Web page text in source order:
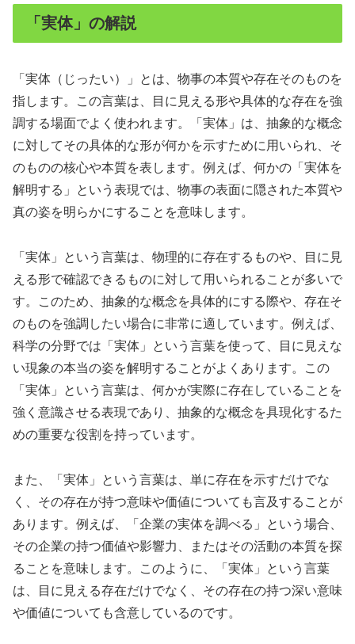
「実体」の解説
「実体（じったい）」とは、物事の本質や存在そのものを
指します。この言葉は、目に見える形や具体的な存在を強
調する場面でよく使われます。「実体」は、抽象的な概念
に対してその具体的な形が何かを示すために用いられ、そ
のものの核心や本質を表します。例えば、何かの「実体を
解明する」という表現では、物事の表面に隠された本質や
真の姿を明らかにすることを意味します。
「実体」という言葉は、物理的に存在するものや、目に見
える形で確認できるものに対して用いられることが多いで
す。このため、抽象的な概念を具体的にする際や、存在そ
のものを強調したい場合に非常に適しています。例えば、
科学の分野では「実体」という言葉を使って、目に見えな
い現象の本当の姿を解明することがよくあります。この
「実体」という言葉は、何かが実際に存在していることを
強く意識させる表現であり、抽象的な概念を具現化するた
めの重要な役割を持っています。
また、「実体」という言葉は、単に存在を示すだけでな
く、その存在が持つ意味や価値についても言及することが
あります。例えば、「企業の実体を調べる」という場合、
その企業の持つ価値や影響力、またはその活動の本質を探
ることを意味します。このように、「実体」という言葉
は、目に見える存在だけでなく、その存在の持つ深い意味
や価値についても含意しているのです。